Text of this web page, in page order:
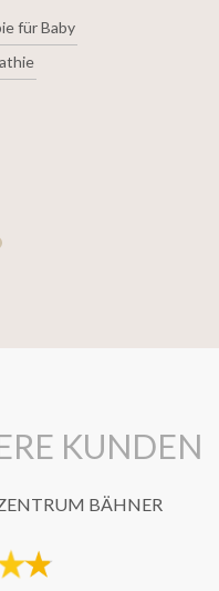
für Baby
KUNDEN
BÄHNER